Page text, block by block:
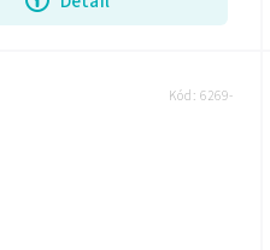
Kód: 6269-